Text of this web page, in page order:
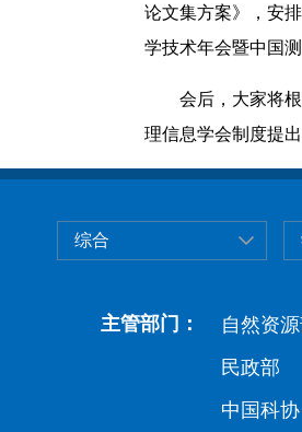
论文集方案》，安
学技术年会暨中国
会后，大家将
理信息学会制度提
综合
主管部门：
自然资
民政部
中国科协